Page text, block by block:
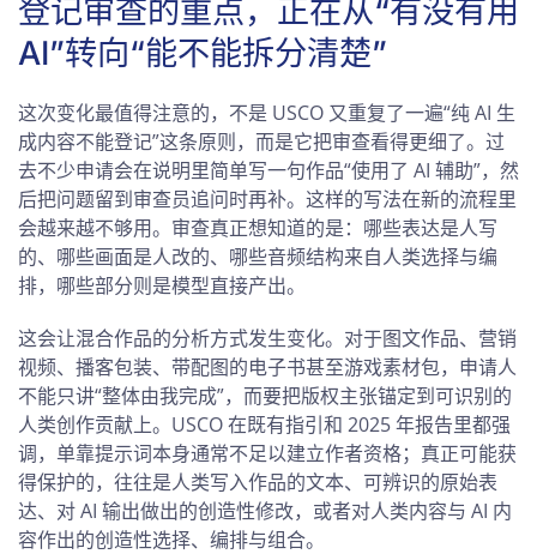
登记审查的重点，正在从“有没有用
AI”转向“能不能拆分清楚”
这次变化最值得注意的，不是 USCO 又重复了一遍“纯 AI 生
成内容不能登记”这条原则，而是它把审查看得更细了。过
去不少申请会在说明里简单写一句作品“使用了 AI 辅助”，然
后把问题留到审查员追问时再补。这样的写法在新的流程里
会越来越不够用。审查真正想知道的是：哪些表达是人写
的、哪些画面是人改的、哪些音频结构来自人类选择与编
排，哪些部分则是模型直接产出。
这会让混合作品的分析方式发生变化。对于图文作品、营销
视频、播客包装、带配图的电子书甚至游戏素材包，申请人
不能只讲“整体由我完成”，而要把版权主张锚定到可识别的
人类创作贡献上。USCO 在既有指引和 2025 年报告里都强
调，单靠提示词本身通常不足以建立作者资格；真正可能获
得保护的，往往是人类写入作品的文本、可辨识的原始表
达、对 AI 输出做出的创造性修改，或者对人类内容与 AI 内
容作出的创造性选择、编排与组合。